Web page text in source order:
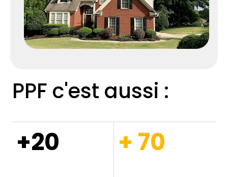
PPF c'est aussi :
+20 + 70